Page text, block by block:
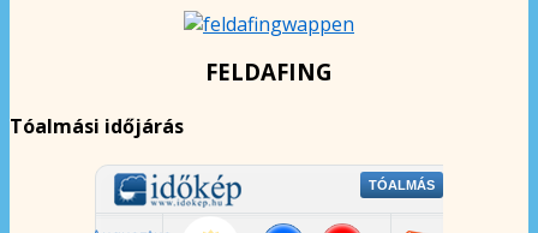
FELDAFING
Tóalmási időjárás